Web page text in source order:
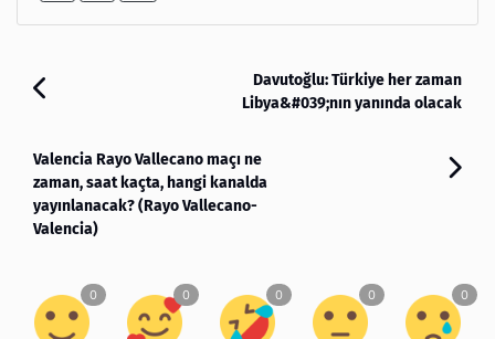
Davutoğlu: Türkiye her zaman
Libya&#039;nın yanında olacak
Valencia Rayo Vallecano maçı ne
zaman, saat kaçta, hangi kanalda
yayınlanacak? (Rayo Vallecano-
Valencia)